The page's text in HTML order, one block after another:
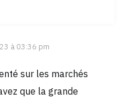
à 03:36 pm
sur les marchés
que la grande